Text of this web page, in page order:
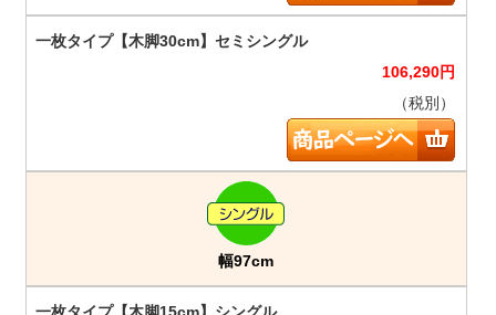
106,290円
（税別）
幅97cm